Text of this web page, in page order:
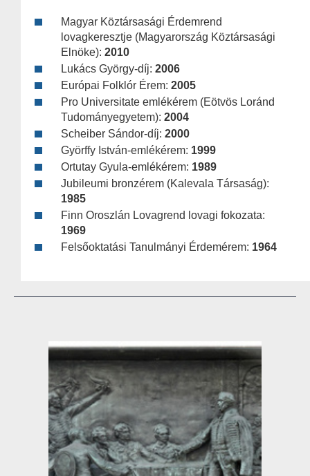
Magyar Köztársasági Érdemrend
lovagkeresztje (Magyarország Köztársasági
Elnöke): 2010
Lukács György-díj: 2006
Európai Folklór Érem: 2005
Pro Universitate emlékérem (Eötvös Loránd
Tudományegyetem): 2004
Scheiber Sándor-díj: 2000
Györffy István-emlékérem: 1999
Ortutay Gyula-emlékérem: 1989
Jubileumi bronzérem (Kalevala Társaság):
1985
Finn Oroszlán Lovagrend lovagi fokozata:
1969
Felsőoktatási Tanulmányi Érdemérem: 1964